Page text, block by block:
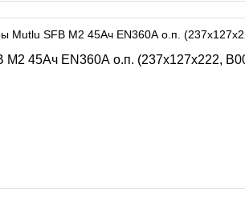
45Ач EN360А о.п. (237х127х222,